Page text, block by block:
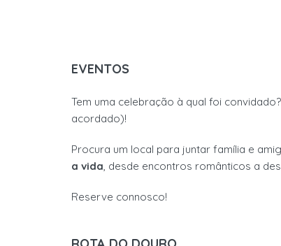
EVENTOS
Tem uma celebração à qual foi convidado?
acordado)!
Procura um local para juntar família e
a vida, desde encontros românticos a
Reserve connosco!